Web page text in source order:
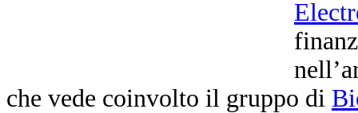
che vede coinvolto il gruppo di